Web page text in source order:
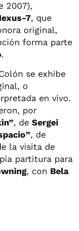
2007),
7, que
original,
forma parte
.
se exhibe
o
en vivo.
por
, de Sergei
, de
la visita de
partitura para
, con Bela